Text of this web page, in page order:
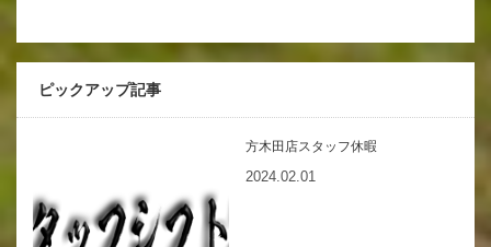
ピックアップ記事
方木田店スタッフ休暇
2024.02.01